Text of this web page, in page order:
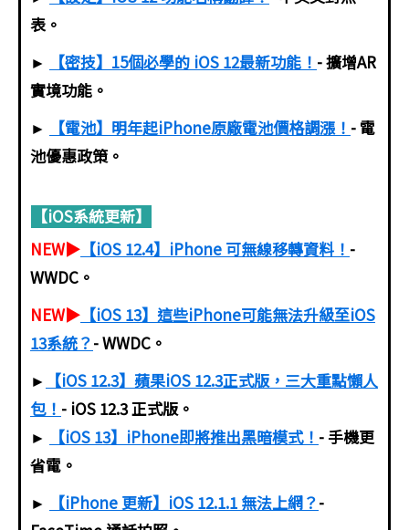
表。
►
【密技】15個必學的 iOS 12最新功能！ - 擴增AR
實境功能。
►
【電池】明年起iPhone原廠電池價格調漲！ - 電
池優惠政策。
【iOS系統更新】
NEW▶ 【iOS 12.4】iPhone 可無線移轉資料！ -
WWDC。
NEW▶ 【iOS 13】這些iPhone可能無法升級至iOS
13系統？- WWDC。
► 【iOS 12.3】蘋果iOS 12.3正式版，三大重點懶人
包！ - iOS 12.3 正式版。
►
【iOS 13】iPhone即將推出黑暗模式！ - 手機更
省電。
►
【iPhone 更新】iOS 12.1.1 無法上網？-